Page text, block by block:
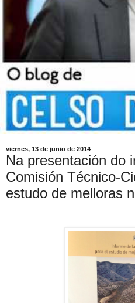
viernes, 13 de junio de 2014
Na presentación do
Comisión Técnico-
estudo de melloras